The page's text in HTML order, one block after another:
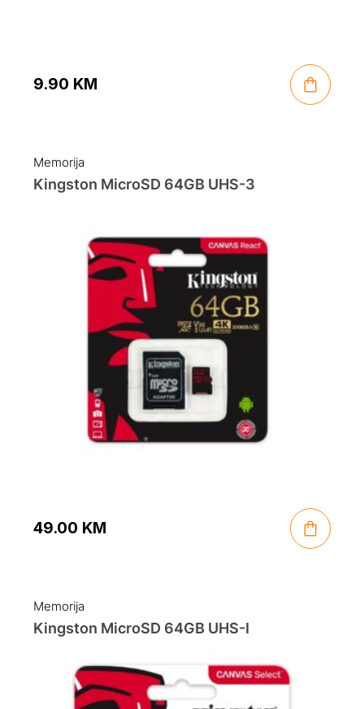
9.90 KM
Memorija
Kingston MicroSD 64GB UHS-3
49.00 KM
Memorija
Kingston MicroSD 64GB UHS-I